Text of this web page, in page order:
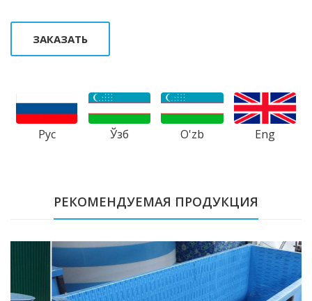
ЗАКАЗАТЬ
Рус Ўзб O'zb Eng
РЕКОМЕНДУЕМАЯ ПРОДУКЦИЯ